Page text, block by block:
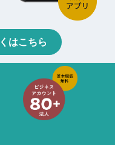
はこちら